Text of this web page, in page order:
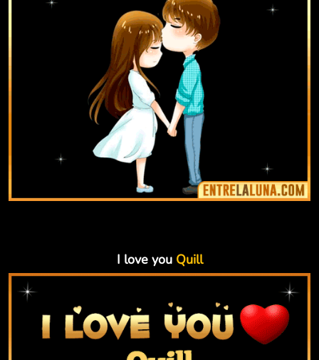
I love you Quill